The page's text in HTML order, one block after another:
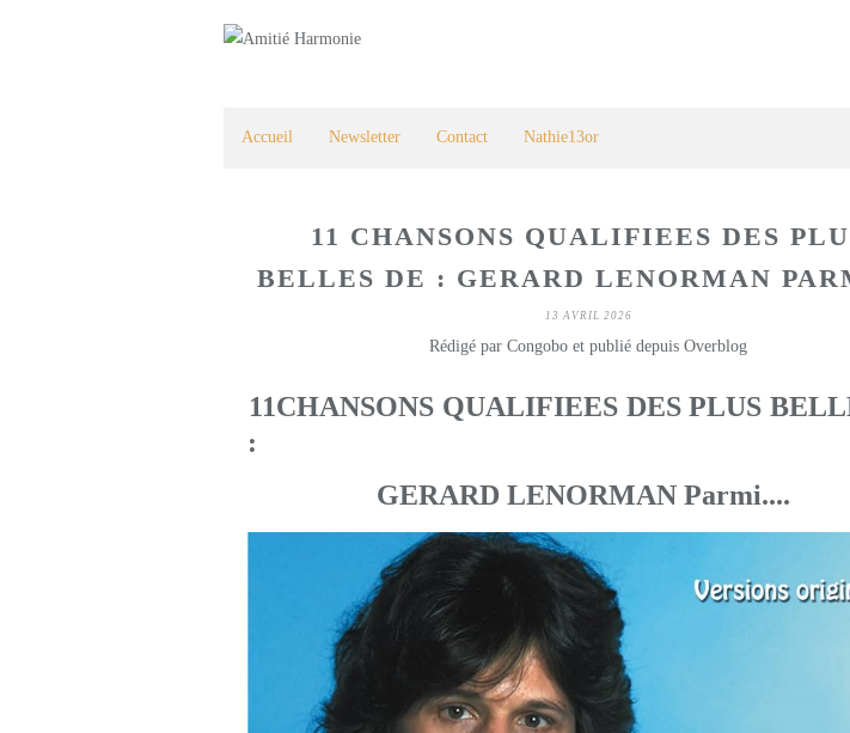
Accueil Newsletter Contact Nathie13or
11 CHANSONS QUALIFIEES DES
BELLES DE : GERARD LENORMAN
13 AVRIL 2026
Rédigé par Congobo et publié depuis Overblog
11CHANSONS QUALIFIEES DES PLUS
:
GERARD LENORMAN Parmi....